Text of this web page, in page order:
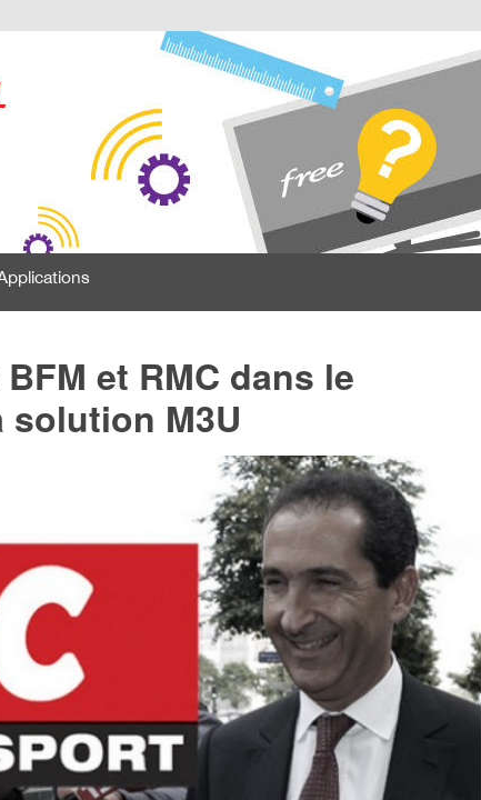
et RMC dans le
solution M3U